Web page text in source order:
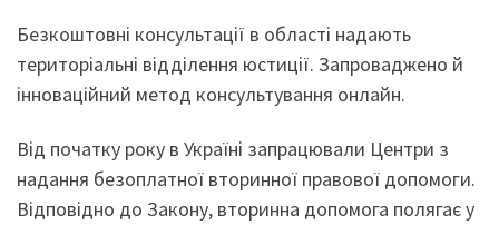
Безкоштовні консультації в області надають
територіальні відділення юстиції. Запроваджено й
інноваційний метод консультування онлайн.
Від початку року в Україні запрацювали Центри з
надання безоплатної вторинної правової допомоги.
Відповідно до Закону, вторинна допомога полягає у